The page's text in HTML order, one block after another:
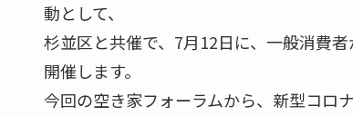
動として、
杉並区と共催で、7月12日に、一般消費
開催します。
今回の空き家フォーラムから、新型コロ